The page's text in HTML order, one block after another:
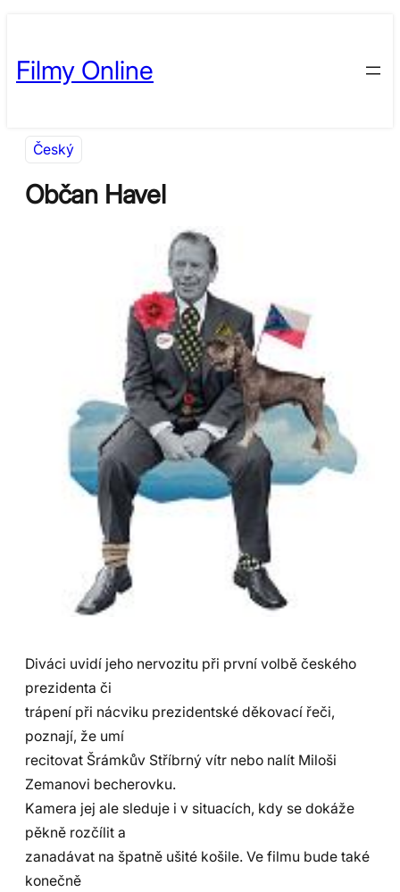
obsah
content
Filmy Online
Český
Občan Havel
Diváci uvidí jeho nervozitu při první volbě českého
prezidenta či
trápení při nácviku prezidentské děkovací řeči,
poznají, že umí
recitovat Šrámkův Stříbrný vítr nebo nalít Miloši
Zemanovi becherovku.
Kamera jej ale sleduje i v situacích, kdy se dokáže
pěkně rozčílit a
zanadávat na špatně ušité košile. Ve filmu bude také
konečně